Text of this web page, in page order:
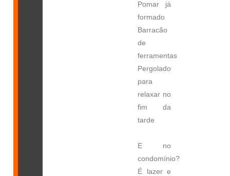
Pomar já
formado
Barracão
de
ferramentas
Pergolado
para
relaxar no
fim da
tarde
E no
condomínio?
É lazer e